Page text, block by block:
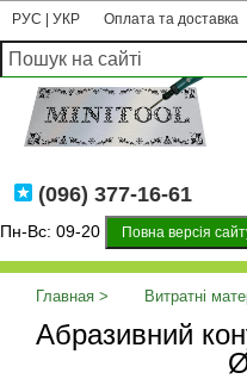
РУС УКР Оплата та доставка
(096) 377-16-61
Пн-Вс: 09-20 Повна версія
Главная Витратні
хвостовик Ø3мм
Абразивний